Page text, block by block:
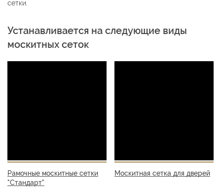
сетки.
Устанавливается на следующие виды
москитных сеток
Рамочные москитные сетки
"Стандарт"
Москитная сетка для дверей